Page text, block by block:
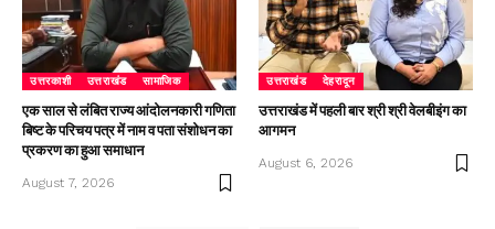
उत्तरकाशी उत्तराखंड सामाजिक
एक साल से लंबित राज्य आंदोलनकारी गणिता
बिष्ट के परिचय पत्र में नाम व पता संशोधन का
प्रकरण का हुआ समाधान
August 7, 2026
उत्तराखंड देहरादून
उत्तराखंड में पहली बार श्री श्री वेलबीइंग का
आगमन
August 6, 2026